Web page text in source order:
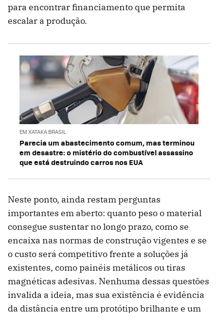
para encontrar financiamento que permita
escalar a produção.
EM XATAKA BRASIL
Parecia um abastecimento comum, mas terminou
em desastre: o mistério do combustível assassino
que está destruindo carros nos EUA
Neste ponto, ainda restam perguntas
importantes em aberto: quanto peso o material
consegue sustentar no longo prazo, como se
encaixa nas normas de construção vigentes e se
o custo será competitivo frente a soluções já
existentes, como painéis metálicos ou tiras
magnéticas adesivas. Nenhuma dessas questões
invalida a ideia, mas sua existência é evidência
da distância entre um protótipo brilhante e um